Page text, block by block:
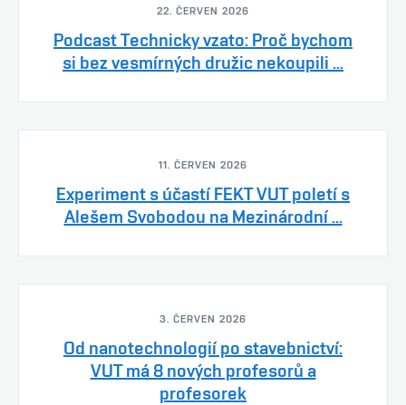
22. ČERVEN 2026
Podcast Technicky vzato: Proč bychom
si bez vesmírných družic nekoupili ...
11. ČERVEN 2026
Experiment s účastí FEKT VUT poletí s
Alešem Svobodou na Mezinárodní ...
3. ČERVEN 2026
Od nanotechnologií po stavebnictví:
VUT má 8 nových profesorů a
profesorek